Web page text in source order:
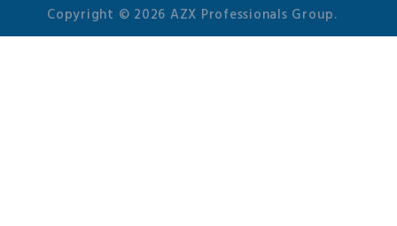
Copyright © 2026 AZX Professionals Group.